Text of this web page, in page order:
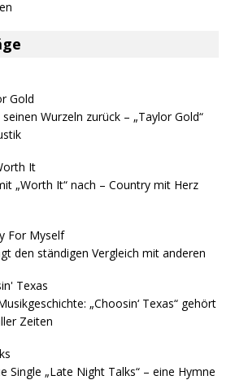
Wurzeln zurück – „Taylor Gold“
„Worth It“ nach – Country mit Herz
den ständigen Vergleich mit anderen
„Choosin‘ Texas“ gehört
Zeiten
Single „Late Night Talks“ – eine Hymne